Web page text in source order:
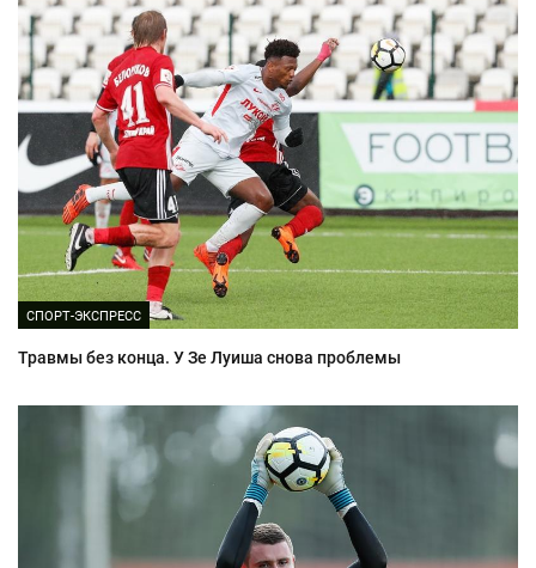
СПОРТ-ЭКСПРЕСС
Травмы без конца. У Зе Луиша снова проблемы